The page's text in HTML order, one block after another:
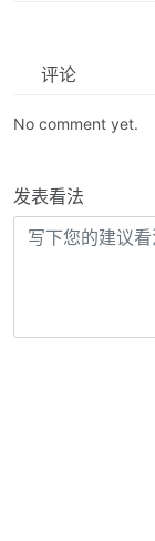
评论
No comment yet.
发表看法